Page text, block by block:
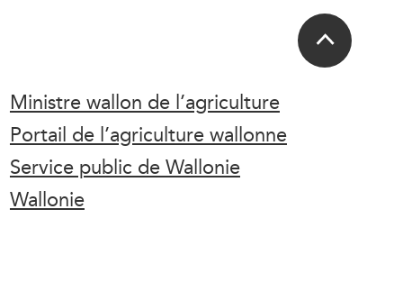
Ministre wallon de l’agriculture
Portail de l’agriculture wallonne
Service public de Wallonie
Wallonie